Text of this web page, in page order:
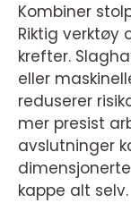
Kombiner
Riktig verktøy
krefter.
eller
reduserer
mer presist
avslutninger
kappe alt selv.